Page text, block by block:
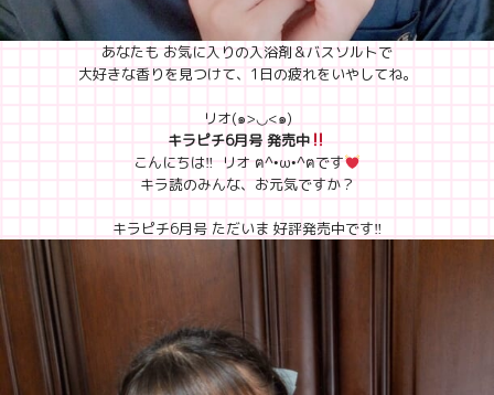
あなたも お気に入りの入浴剤＆バスソルトで
大好きな香りを見つけて、1日の疲れをいやしてね。
リオ(๑>◡<๑)
キラピチ6月号 発売中
こんにちは‼︎ リオ ฅ^•ω•^ฅです
キラ読のみんな、お元気ですか？
キラピチ6月号 ただいま 好評発売中です‼︎